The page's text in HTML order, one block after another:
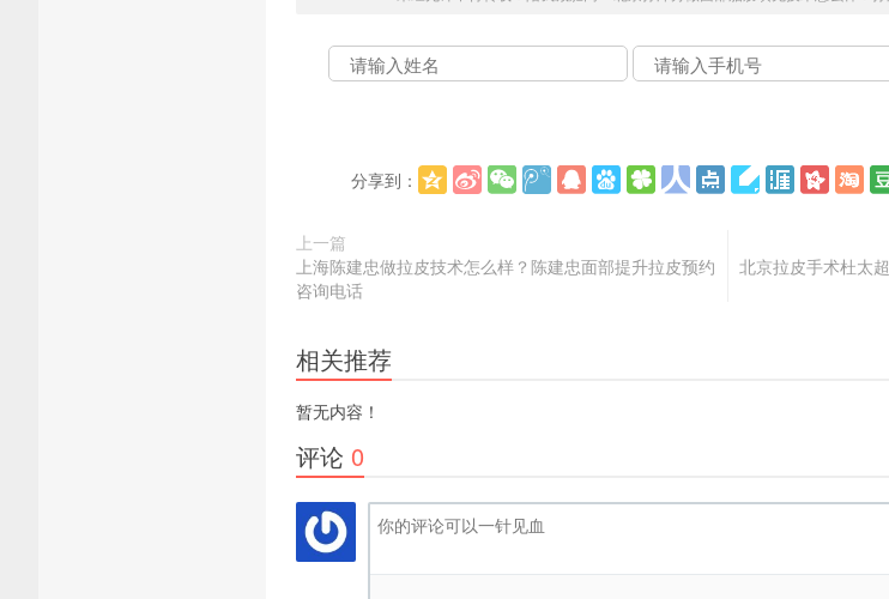
分享到：
上一篇
上海陈建忠做拉皮技术怎么样？陈建忠面部提升拉皮预约
咨询电话
北京拉皮手术杜太
相关推荐
暂无内容！
评论 0